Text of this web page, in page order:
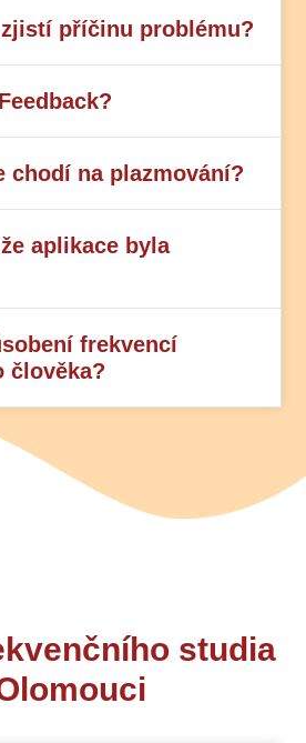
příčinu problému?
chodí na plazmování?
aplikace byla
frekvencí
člověka?
studia